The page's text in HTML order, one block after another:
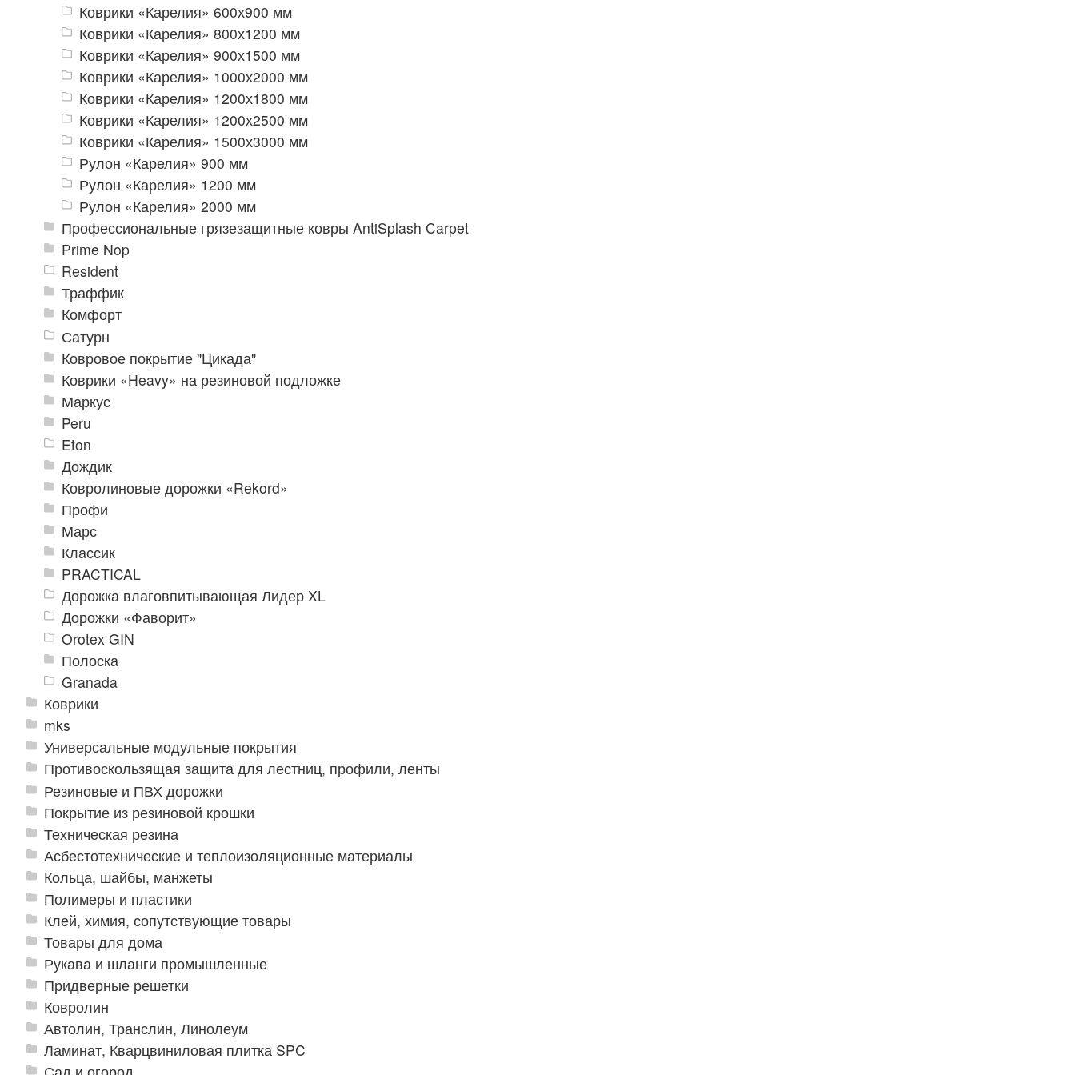
Коврики «Карелия» 600х900 мм
Коврики «Карелия» 800х1200 мм
Коврики «Карелия» 900х1500 мм
Коврики «Карелия» 1000х2000 мм
Коврики «Карелия» 1200х1800 мм
Коврики «Карелия» 1200х2500 мм
Коврики «Карелия» 1500х3000 мм
Рулон «Карелия» 900 мм
Рулон «Карелия» 1200 мм
Рулон «Карелия» 2000 мм
Профессиональные грязезащитные ковры AntiSplash Carpet
Prime Nop
Resident
Траффик
Комфорт
Сатурн
Ковровое покрытие "Цикада"
Коврики «Heavy» на резиновой подложке
Маркус
Peru
Eton
Дождик
Ковролиновые дорожки «Rekord»
Профи
Марс
Классик
PRACTICAL
Дорожка влаговпитывающая Лидер XL
Дорожки «Фаворит»
Orotex GIN
Полоска
Granada
Коврики
mks
Универсальные модульные покрытия
Противоскользящая защита для лестниц, профили, ленты
Резиновые и ПВХ дорожки
Покрытие из резиновой крошки
Техническая резина
Асбестотехнические и теплоизоляционные материалы
Кольца, шайбы, манжеты
Полимеры и пластики
Клей, химия, сопутствующие товары
Товары для дома
Рукава и шланги промышленные
Придверные решетки
Ковролин
Автолин, Транслин, Линолеум
Ламинат, Кварцвиниловая плитка SPC